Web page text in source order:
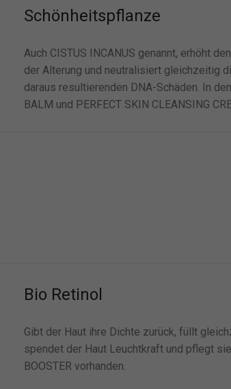
Schönheitspflanze
Auch CISTUS INCANUS genannt, erhöht
der Alterung und neutralisiert gleichzeitig
daraus resultierenden DNA-Schäden. In
BALM und PERFECT SKIN CLEANSING
Bio Retinol
Gibt der Haut ihre Dichte zurück, füllt
spendet der Haut Leuchtkraft und pflegt
BOOSTER vorhanden.